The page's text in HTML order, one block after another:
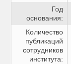
Год
основания:
Количество
публикаций
сотрудников
института: